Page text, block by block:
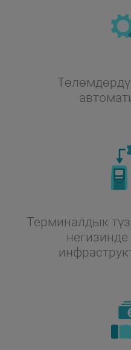
Терминалдык